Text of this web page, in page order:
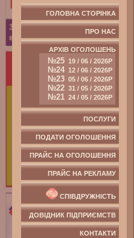
ГОЛОВНА СТОРІНКА
ПРО НАС
АРХІВ ОГОЛОШЕНЬ
№25 19 / 06 / 2026Р
№24 12 / 06 / 2026Р
№23 05 / 06 / 2026Р
№22 31 / 05 / 2026Р
№21 24 / 05 / 2026Р
ПОСЛУГИ
ПОДАТИ ОГОЛОШЕННЯ
ПРАЙС НА ОГОЛОШЕННЯ
ПРАЙС НА РЕКЛАМУ
СПІВДРУЖНІСТЬ
ДОВІДНИК ПІДПРИЄМСТВ
КОНТАКТИ